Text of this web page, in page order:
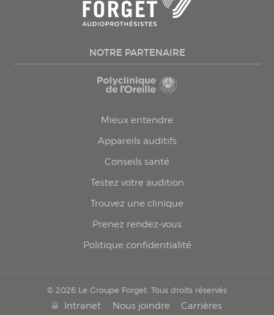
NOTRE PARTENAIRE
Mieux entendre
Appareils auditifs
Conseils santé
Testez votre audition
Trouvez une clinique
Prenez rendez-vous
Politique confidentialité
© 2026 Le Groupe Forget. Tous droits réservés
Intranet Nous joindre Carrières